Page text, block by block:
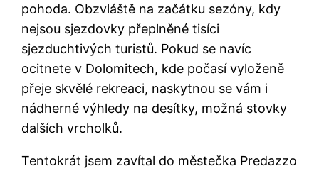
pohoda. Obzvláště na začátku sezóny, kdy
nejsou sjezdovky přeplněné tisíci
sjezduchtivých turistů. Pokud se navíc
ocitnete v Dolomitech, kde počasí vyloženě
přeje skvělé rekreaci, naskytnou se vám i
nádherné výhledy na desítky, možná stovky
dalších vrcholků.
Tentokrát jsem zavítal do městečka Predazzo